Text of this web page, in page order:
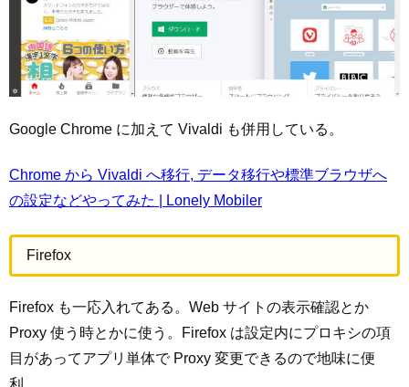
Google Chrome に加えて Vivaldi も併用している。
Chrome から Vivaldi へ移行, データ移行や標準ブラウザへ
の設定などやってみた | Lonely Mobiler
Firefox
Firefox も一応入れてある。Web サイトの表示確認とか
Proxy 使う時とかに使う。Firefox は設定内にプロキシの項
目があってアプリ単体で Proxy 変更できるので地味に便
利。